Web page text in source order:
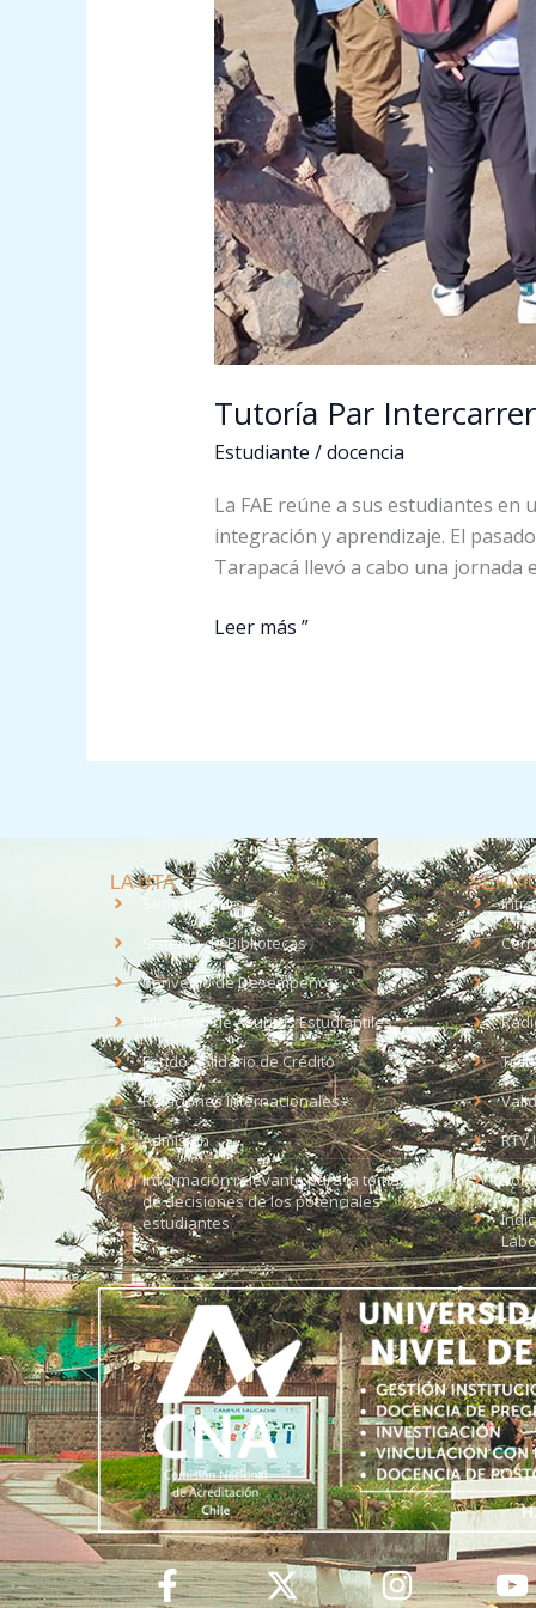
Tutoría Par
Estudiante /docencia
La FAE reúne a sus estudiantes
integración y aprendizaje. El
Tarapacá llevó a cabo una
Leer más ”
LA UTA
Sede Iquique
Sistema de Bibliotecas
Convenio de Desempeño
Dirección de Asuntos Estudiantiles
Fondo Solidario de Crédito
Relaciones Internacionales
Admisión
Información relevante para la toma
de decisiones de los potenciales
estudiantes
RTV